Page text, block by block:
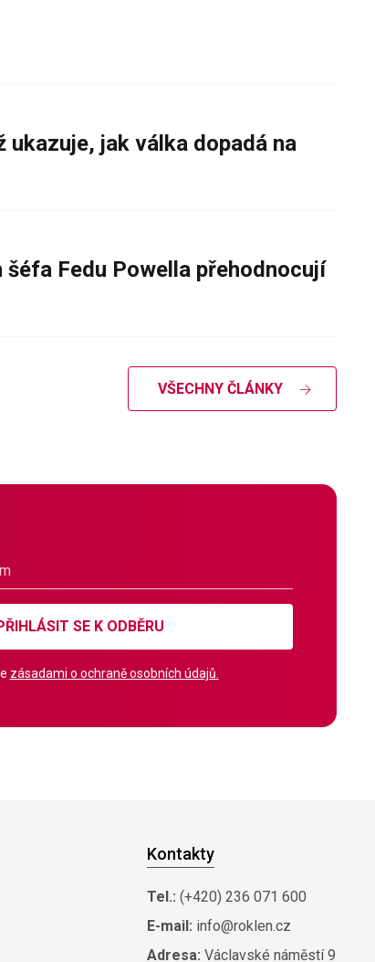
ukazuje, jak válka dopadá na
Fedu Powella přehodnocují
VŠECHNY ČLÁNKY
SE K ODBĚRU
zásadami o ochraně osobních údajů.
Kontakty
Tel.: (+420) 236 071 600
E-mail: info@roklen.cz
Adresa: Václavské náměstí 9